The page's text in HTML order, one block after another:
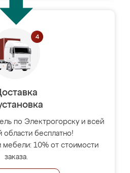
по Электрогорску и всей
области бесплатно!
10% от стоимости
заказа.